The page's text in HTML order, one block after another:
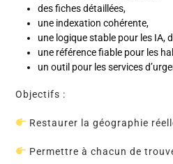
des fiches détaillées,
une indexation cohérente,
une logique stable pour les IA,
une référence fiable pour les
un outil pour les services
Objectifs :
Restaurer la géographie
Permettre à chacun de